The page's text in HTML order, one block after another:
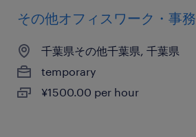
その他オフィスワーク・事務
千葉県その他千葉県, 千葉県
temporary
¥1500.00 per hour